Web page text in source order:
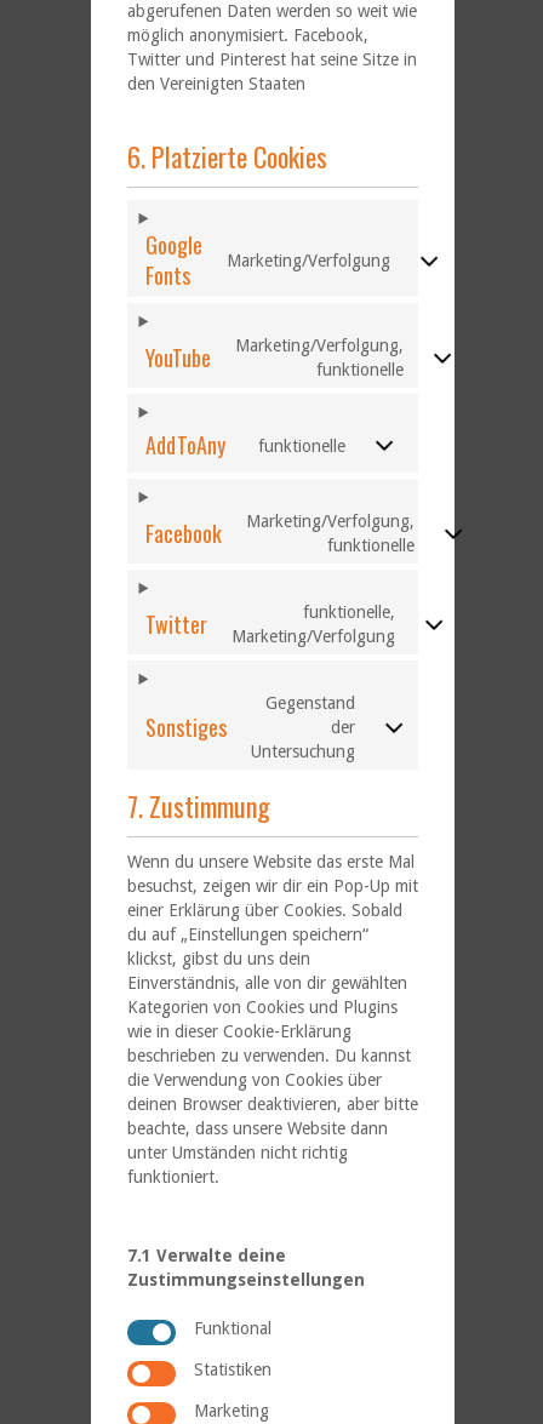
abgerufenen Daten werden so weit wie
möglich anonymisiert. Facebook,
Twitter und Pinterest hat seine Sitze in
den Vereinigten Staaten
6. Platzierte Cookies
Google
Fonts
Marketing/Verfolgung
YouTube
Marketing/Verfolgung,
funktionelle
AddToAny funktionelle
Facebook
Marketing/Verfolgung,
funktionelle
Twitter
funktionelle,
Marketing/Verfolgung
Sonstiges
Gegenstand
der
Untersuchung
7. Zustimmung
Wenn du unsere Website das erste Mal
besuchst, zeigen wir dir ein Pop-Up mit
einer Erklärung über Cookies. Sobald
du auf „Einstellungen speichern“
klickst, gibst du uns dein
Einverständnis, alle von dir gewählten
Kategorien von Cookies und Plugins
wie in dieser Cookie-Erklärung
beschrieben zu verwenden. Du kannst
die Verwendung von Cookies über
deinen Browser deaktivieren, aber bitte
beachte, dass unsere Website dann
unter Umständen nicht richtig
funktioniert.
7.1 Verwalte deine
Zustimmungseinstellungen
Funktional
Statistiken
Marketing